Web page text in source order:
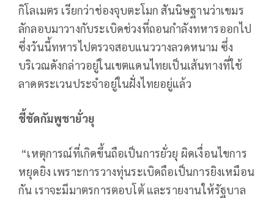
กิโลเมตร เรียกว่าช่องจุบตะโมก สันนิษฐานว่าเขมร
ลักลอบมาวางกับระเบิดช่วงที่ถอนกำลังทหารออกไป
ซึ่งวันนี้ทหารไปตรวจสอบแนววางลวดหนาม ซึ่ง
บริเวณดังกล่าวอยู่ในเขตแดนไทยเป็นเส้นทางที่ใช้
ลาดตระเวนประจำอยู่ในฝั่งไทยอยู่แล้ว
ชี้ชัดกัมพูชายั่วยุ
“เหตุการณ์ที่เกิดขึ้นถือเป็นการยั่วยุ ผิดเงื่อนไขการ
หยุดยิง เพราะการวางทุ่นระเบิดถือเป็นการยิงเหมือน
กัน เราจะมีมาตรการตอบโต้ และรายงานให้รัฐบาล